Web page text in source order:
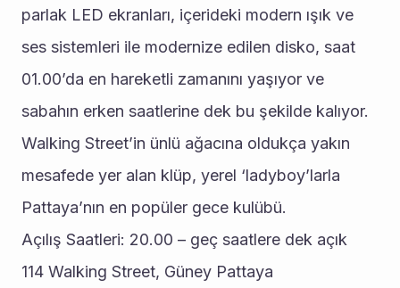
parlak LED ekranları, içerideki modern ışık ve
ses sistemleri ile modernize edilen disko, saat
01.00’da en hareketli zamanını yaşıyor ve
sabahın erken saatlerine dek bu şekilde kalıyor.
Walking Street’in ünlü ağacına oldukça yakın
mesafede yer alan klüp, yerel ‘ladyboy’larla
Pattaya’nın en popüler gece kulübü.
Açılış Saatleri: 20.00 – geç saatlere dek açık
114 Walking Street, Güney Pattaya